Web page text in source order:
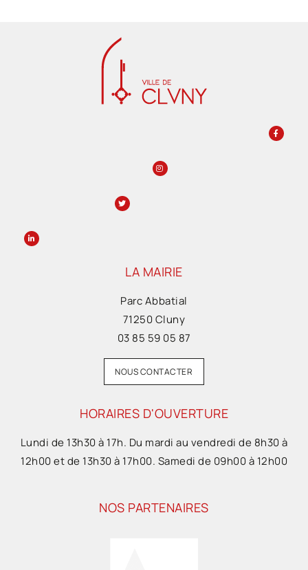
LA MAIRIE
Parc Abbatial
71250 Cluny
03 85 59 05 87
NOUS CONTACTER
HORAIRES D'OUVERTURE
Lundi de 13h30 à 17h. Du mardi au vendredi de 8h30 à
12h00 et de 13h30 à 17h00. Samedi de 09h00 à 12h00
NOS PARTENAIRES